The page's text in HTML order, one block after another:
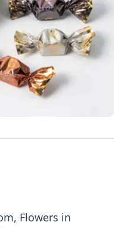
Flowers in